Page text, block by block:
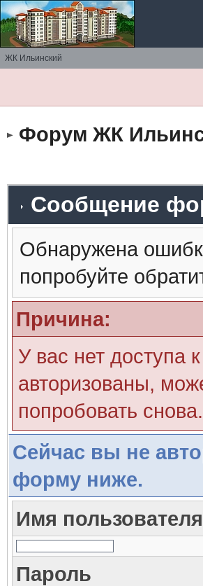
ЖК Ильинский
Форум ЖК
Сообщение
Обнаружена
попробуйте
Причина:
У вас нет доступа
авторизованы,
попробовать снова.
Сейчас вы не
форму ниже.
Имя
Пароль